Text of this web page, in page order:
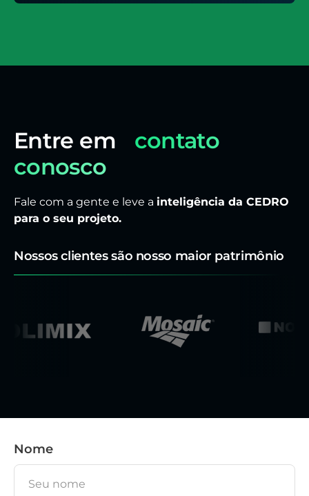
Entre em contato
conosco
Fale com a gente e leve a inteligência da CEDRO
para o seu projeto.
Nossos clientes são nosso maior patrimônio
Nome